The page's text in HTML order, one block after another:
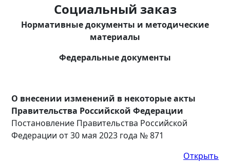
Социальный заказ
Нормативные документы и методические
материалы
Федеральные документы
О внесении изменений в некоторые акты
Правительства Российской Федерации
Постановление Правительства Российской
Федерации от 30 мая 2023 года № 871
Открыть